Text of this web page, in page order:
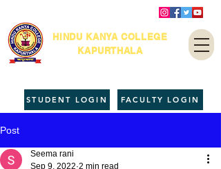
HINDU KANYA COLLEGE
KAPURTHALA
FACULTY LOGIN
STUDENT LOGIN
Post
Seema rani
Sep 9, 2022 2 min read